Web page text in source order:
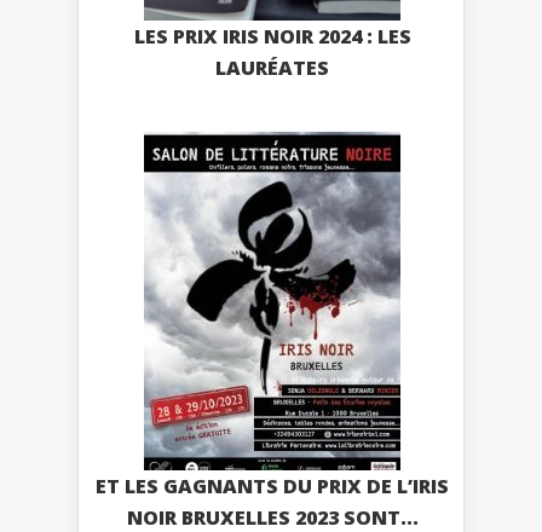
LES PRIX IRIS NOIR 2024 : LES
LAURÉATES
ET LES GAGNANTS DU PRIX DE L’IRIS
NOIR BRUXELLES 2023 SONT...